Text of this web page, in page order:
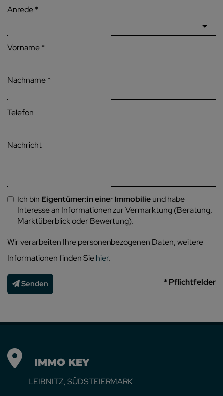
Anrede
Vorname
Nachname
Telefon
Nachricht
Ich bin Eigentümer:in einer Immobilieund habe
Interesse an Informationen zur Vermarktung (Beratung,
Marktüberblick oder Bewertung).
Wir verarbeiten Ihre personenbezogenen Daten, weitere
Informationen finden Siehier.
Senden * Pflichtfelder
IMMO KEY
LEIBNITZ, SÜDSTEIERMARK